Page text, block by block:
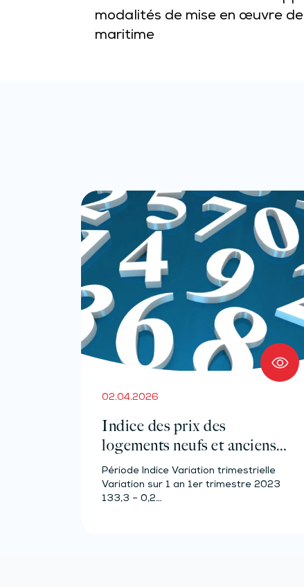
modalités de mise en œuvre
maritime
02.04.2026
Indice des prix des
logements neufs et anciens –
Année 2023
Période Indice Variation trimestrielle
Variation sur 1 an 1er trimestre 2023
133,3 – 0,2…